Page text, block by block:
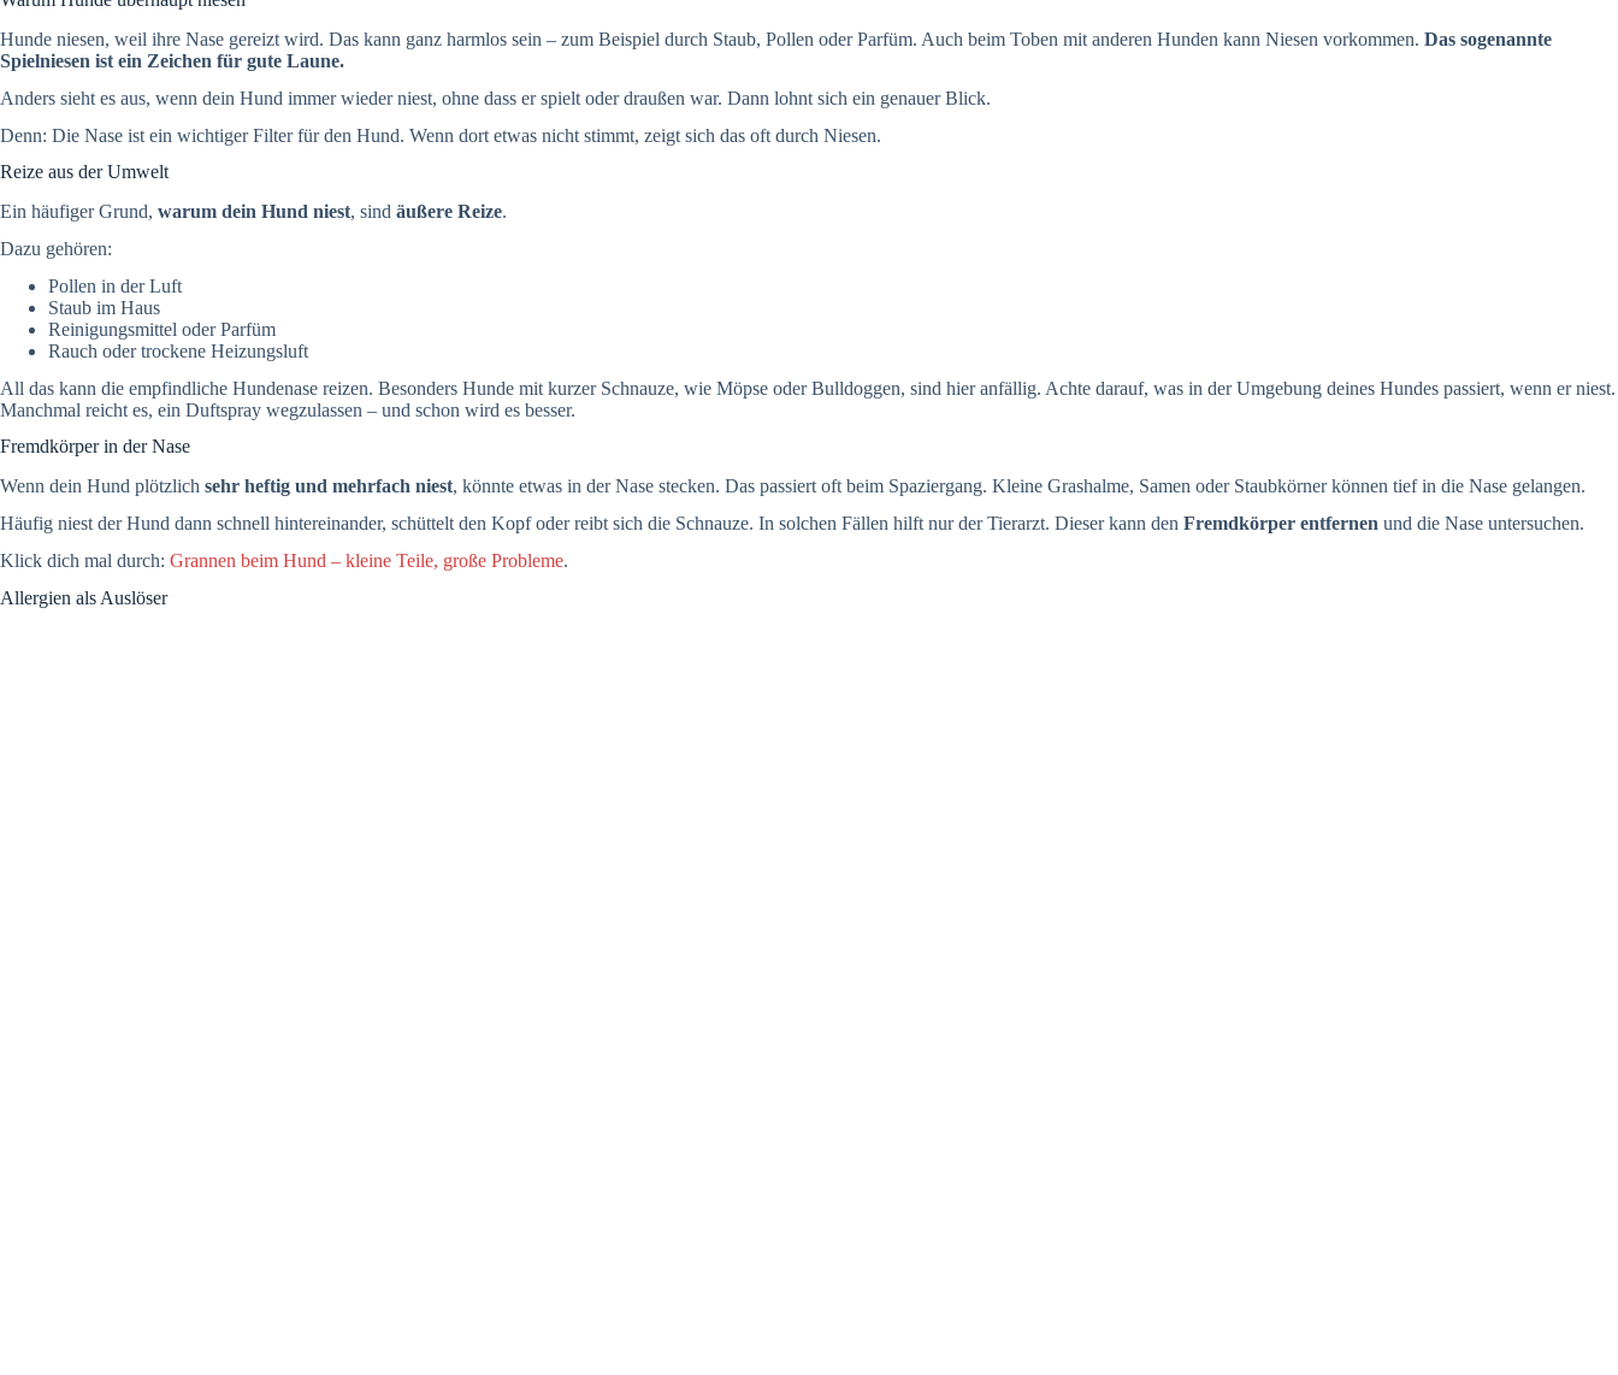
Hunde niesen, weil ihre Nase gereizt wird. Das kann ganz harmlos sein – zum Beispiel durch Staub, Pollen oder Parfüm. Auch beim Toben mit anderen Hunden kann Niesen vorkommen. Das sogenannte
Spielniesen ist ein Zeichen für gute Laune.
Anders sieht es aus, wenn dein Hund immer wieder niest, ohne dass er spielt oder draußen war. Dann lohnt sich ein genauer Blick.
Denn: Die Nase ist ein wichtiger Filter für den Hund. Wenn dort etwas nicht stimmt, zeigt sich das oft durch Niesen.
Reize aus der Umwelt
Ein häufiger Grund, warum dein Hund niest, sind äußere Reize.
Dazu gehören:
Pollen in der Luft
Staub im Haus
Reinigungsmittel oder Parfüm
Rauch oder trockene Heizungsluft
All das kann die empfindliche Hundenase reizen. Besonders Hunde mit kurzer Schnauze, wie Möpse oder Bulldoggen, sind hier anfällig. Achte darauf, was in der Umgebung deines Hundes passiert, wenn er niest.
Manchmal reicht es, ein Duftspray wegzulassen – und schon wird es besser.
Fremdkörper in der Nase
Wenn dein Hund plötzlich sehr heftig und mehrfach niest, könnte etwas in der Nase stecken. Das passiert oft beim Spaziergang. Kleine Grashalme, Samen oder Staubkörner können tief in die Nase gelangen.
Häufig niest der Hund dann schnell hintereinander, schüttelt den Kopf oder reibt sich die Schnauze. In solchen Fällen hilft nur der Tierarzt. Dieser kann den Fremdkörper entfernen und die Nase untersuchen.
Klick dich mal durch: Grannen beim Hund – kleine Teile, große Probleme.
Allergien als Auslöser